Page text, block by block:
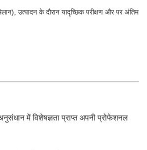
उत्पादन के दौरान यादृच्छिक परीक्षण और पर अंतिम
में विशेषज्ञता प्राप्त अपनी प्रोफेशनल